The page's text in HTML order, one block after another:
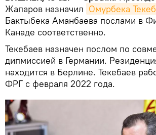
Жапаров назначил Омурбека
Бактыбека Аманбаева послами в
Канаде соответственно.
Текебаев назначен послом по
дипмиссией в Германии.
находится в Берлине. Текебаев
ФРГ с февраля 2022 года.